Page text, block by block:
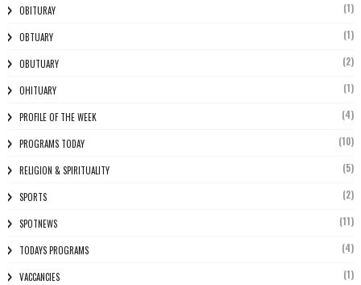
OBITURAY (1)
OBTUARY (1)
OBUTUARY (2)
OHITUARY (1)
PROFILE OF THE WEEK (4)
PROGRAMS TODAY (10)
RELIGION & SPIRITUALITY (5)
SPORTS (2)
SPOTNEWS (11)
TODAYS PROGRAMS (4)
VACCANCIES (1)